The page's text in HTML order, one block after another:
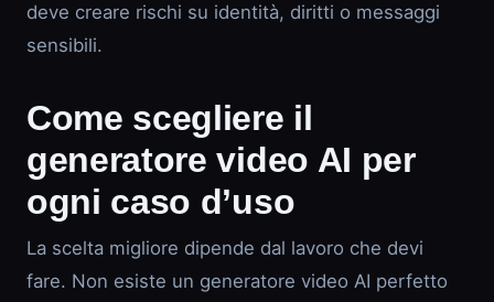
deve creare rischi su identità, diritti o messaggi
sensibili.
Come scegliere il
generatore video AI per
ogni caso d’uso
La scelta migliore dipende dal lavoro che devi
fare. Non esiste un generatore video AI perfetto